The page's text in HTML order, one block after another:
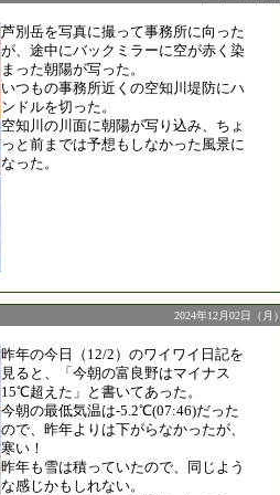
芦別岳を写真に撮って事務所に向った
が、途中にバックミラーに空が赤く染
まった朝陽が写った。
いつもの事務所近くの空知川堤防にハ
ンドルを切った。
空知川の川面に朝陽が写り込み、ちょ
っと前までは予想もしなかった風景に
なった。
2024年12月02日（月）
昨年の今日（12/2）のワイワイ日記を
見ると、「今朝の富良野はマイナス
15℃超えた」と書いてあった。
今朝の最低気温は-5.2℃(07:46)だった
ので、昨年よりは下がらなかったが、
寒い！
昨年も雪は積っていたので、同じよう
な感じかもしれない。